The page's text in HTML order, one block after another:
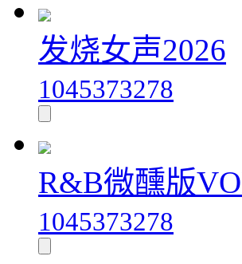
发烧女声2026
1045373278
R&B微醺版
1045373278